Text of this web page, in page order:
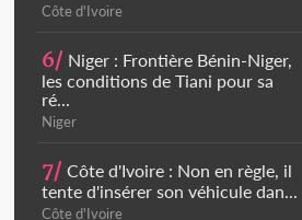
Côte d'Ivoire
6/ Niger : Frontière Bénin-Niger,
les conditions de Tiani pour sa
ré...
Niger
7/ Côte d'Ivoire : Non en règle, il
tente d'insérer son véhicule dan...
Côte d'Ivoire